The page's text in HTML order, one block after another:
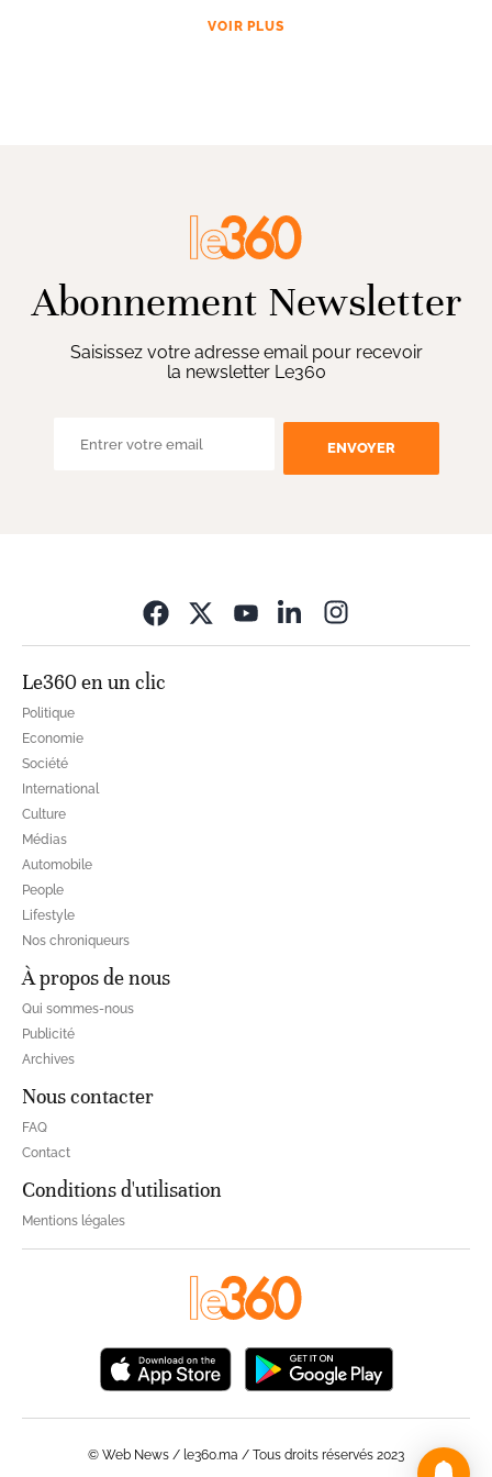
VOIR PLUS
Abonnement Newsletter
Saisissez votre adresse email pour recevoir
la newsletter Le360
ENVOYER
Le360 en un clic
Politique
Economie
Société
International
Culture
Médias
Automobile
People
Lifestyle
Nos chroniqueurs
À propos de nous
Qui sommes-nous
Publicité
Archives
Nous contacter
FAQ
Contact
Conditions d'utilisation
Mentions légales
© Web News / le360.ma / Tous droits réservés 2023